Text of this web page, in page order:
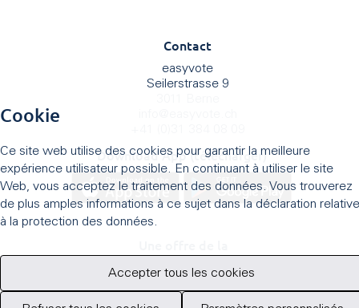
Contact
easyvote
Seilerstrasse 9
Download App (télécharger)
Cookie
Ce site web utilise des cookies pour garantir la meilleure
expérience utilisateur possible. En continuant à utiliser le site
Web, vous acceptez le traitement des données. Vous trouverez
de plus amples informations à ce sujet dans la déclaration relative
à la protection des données.
Accepter tous les cookies